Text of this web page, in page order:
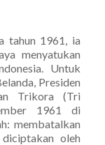
tahun 1961, ia
menyatukan
Untuk
Presiden
Trikora (Tri
1961 di
membatalkan
oleh